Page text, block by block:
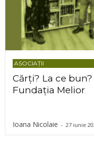
ASOCIAȚII
Cărți? La ce
Fundația Melior
Ioana Nicolaie - 27 iunie